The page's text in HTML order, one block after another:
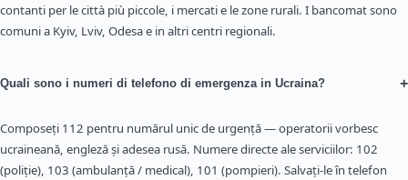
contanti per le città più piccole, i mercati e le zone rurali. I bancomat sono
comuni a Kyiv, Lviv, Odesa e in altri centri regionali.
Quali sono i numeri di telefono di emergenza in Ucraina? +
Composeți 112 pentru numărul unic de urgență — operatorii vorbesc
ucraineană, engleză și adesea rusă. Numere directe ale serviciilor: 102
(poliție), 103 (ambulanță / medical), 101 (pompieri). Salvați-le în telefon